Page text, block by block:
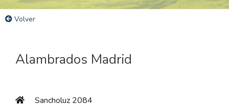
Volver
Alambrados Madrid
Sancholuz 2084